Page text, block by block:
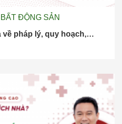
ĐỘNG SẢN
về pháp lý, quy hoạch,…